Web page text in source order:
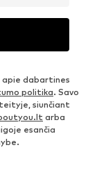
apie dabartines
politika. Savo
siunčiant
arba
esančia